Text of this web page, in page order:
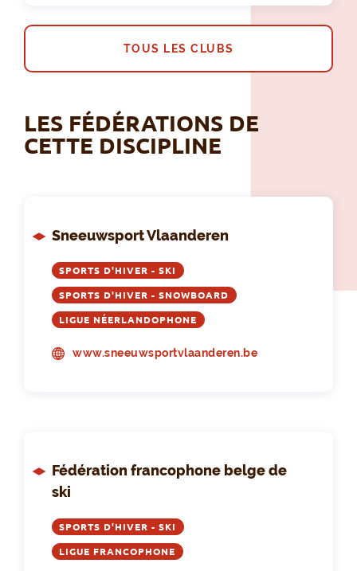
TOUS LES CLUBS
LES FÉDÉRATIONS DE
CETTE DISCIPLINE
Sneeuwsport Vlaanderen
SPORTS D'HIVER - SKI
SPORTS D'HIVER - SNOWBOARD
LIGUE NÉERLANDOPHONE
www.sneeuwsportvlaanderen.be
Fédération francophone belge de
ski
SPORTS D'HIVER - SKI
LIGUE FRANCOPHONE